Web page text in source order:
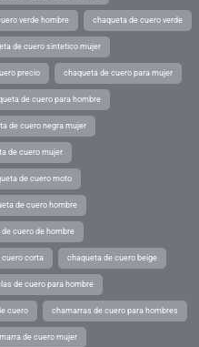
verde hombre chaqueta de cuero verde
de cuero sintetico mujer
precio chaqueta de cuero para mujer
de cuero para hombre
de cuero negra mujer
de cuero mujer
de cuero moto
de cuero hombre
cuero de hombre
cuero corta chaqueta de cuero beige
de cuero para hombre
cuero chamarras de cuero para hombres
de cuero mujer